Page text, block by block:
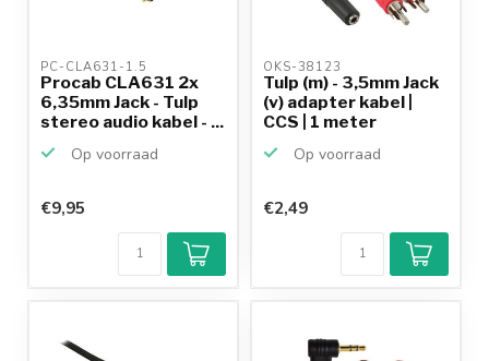
PC-CLA631-1.5
Procab CLA631 2x
6,35mm Jack - Tulp
stereo audio kabel - ...
Op voorraad
€9,95
OKS-38123
Tulp (m) - 3,5mm Jack
(v) adapter kabel |
CCS | 1 meter
Op voorraad
9,2/10
Achteraf
betalen mogelijk
€2,49